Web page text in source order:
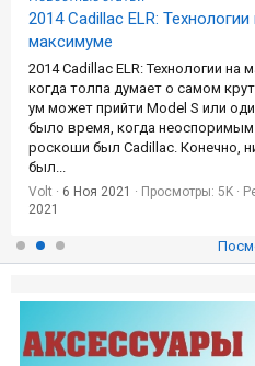
2014 Cadillac ELR: Технологии
максимуме
2014 Cadillac ELR: Технологии
когда толпа думает о самом
ум может прийти Model S или
было время, когда
роскоши был Cadillac. Конечно,
был...
Volt 6 Ноя 2021 Просмотры: 5K
2021